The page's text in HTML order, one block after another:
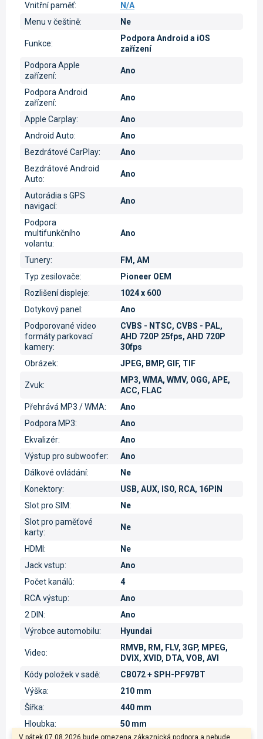
V pátek 07.08.2026 bude omezena zákaznická podpora a nebude
Vnitřní paměť:
N/A
Menu v češtině: Ne
Funkce:
Podpora Android a iOS
zařízení
Podpora Apple
zařízení:
Ano
Podpora Android
zařízení:
Ano
Apple Carplay:
Ano
Android Auto:
Ano
Bezdrátové CarPlay:
Ano
Bezdrátové Android
Auto:
Ano
Autorádia s GPS
navigací:
Ano
Podpora
multifunkčního
volantu:
Ano
Tunery:
FM, AM
Typ zesilovače:
Pioneer OEM
Rozlišení displeje:
1024 x 600
Dotykový panel :
Ano
Podporované video
formáty parkovací
kamery:
CVBS - NTSC, CVBS - PAL,
AHD 720P 25fps, AHD 720P
30fps
Obrázek: JPEG, BMP, GIF, TIF
Zvuk:
MP3, WMA, WMV, OGG, APE,
ACC, FLAC
Přehrává MP3 / WMA:
Ano
Podpora MP3:
Ano
Ekvalizér:
Ano
Výstup pro subwoofer:
Ano
Dálkové ovládání:
Ne
Konektory:
USB, AUX, ISO, RCA, 16PIN
Slot pro SIM:
Ne
Slot pro paměťové
karty:
Ne
HDMI :
Ne
Jack vstup:
Ano
Počet kanálů:
4
RCA výstup:
Ano
2 DIN:
Ano
Výrobce automobilu: Hyundai
Video:
RMVB, RM, FLV, 3GP, MPEG,
DVIX, XVID, DTA, VOB, AVI
Kódy položek v sadě:
CB072 + SPH-PF97BT
Výška:
210 mm
Šířka:
440 mm
Hloubka: 50 mm